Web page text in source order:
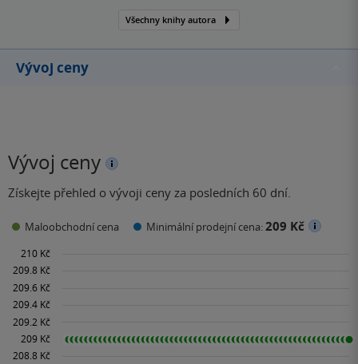
Všechny knihy autora
Vývoj ceny
Vývoj ceny
Získejte přehled o vývoji ceny za posledních 60 dní.
Maloobchodní cena Minimální prodejní cena:209 Kč